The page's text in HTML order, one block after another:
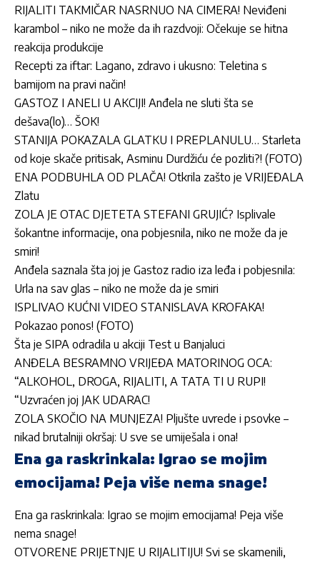
RIJALITI TAKMIČAR NASRNUO NA CIMERA! Neviđeni
karambol – niko ne može da ih razdvoji: Očekuje se hitna
reakcija produkcije
Recepti za iftar: Lagano, zdravo i ukusno: Teletina s
bamijom na pravi način!
GASTOZ I ANELI U AKCIJI! Anđela ne sluti šta se
dešava(lo)… ŠOK!
STANIJA POKAZALA GLATKU I PREPLANULU… Starleta
od koje skače pritisak, Asminu Durdžiću će pozliti?! (FOTO)
ENA PODBUHLA OD PLAČA! Otkrila zašto je VRIJEĐALA
Zlatu
ZOLA JE OTAC DJETETA STEFANI GRUJIĆ? Isplivale
šokantne informacije, ona pobjesnila, niko ne može da je
smiri!
Anđela saznala šta joj je Gastoz radio iza leđa i pobjesnila:
Urla na sav glas – niko ne može da je smiri
ISPLIVAO KUĆNI VIDEO STANISLAVA KROFAKA!
Pokazao ponos! (FOTO)
Šta je SIPA odradila u akciji Test u Banjaluci
ANĐELA BESRAMNO VRIJEĐA MATORINOG OCA:
“ALKOHOL, DROGA, RIJALITI, A TATA TI U RUPI!
“Uzvraćen joj JAK UDARAC!
ZOLA SKOČIO NA MUNJEZA! Pljušte uvrede i psovke –
nikad brutalniji okršaj: U sve se umiješala i ona!
Ena ga raskrinkala: Igrao se mojim
emocijama! Peja više nema snage!
Ena ga raskrinkala: Igrao se mojim emocijama! Peja više
nema snage!
OTVORENE PRIJETNJE U RIJALITIJU! Svi se skamenili,